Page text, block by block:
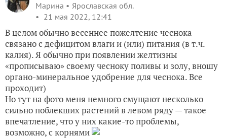
Марина
Ярославская обл.
21 мая 2022, 12:41
В целом обычно весеннее пожелтение чеснока
связано с дефицитом влаги и (или) питания (в т.ч.
калия). Я обычно при появлении желтизны
«прописываю» своему чесноку поливы и золу, вношу
органо-минеральное удобрение для чеснока. Все
проходит)
Но тут на фото меня немного смущают несколько
сильно поблекших растений в левом ряду — такое
впечатление, что у них какие-то проблемы,
возможно, с корнями